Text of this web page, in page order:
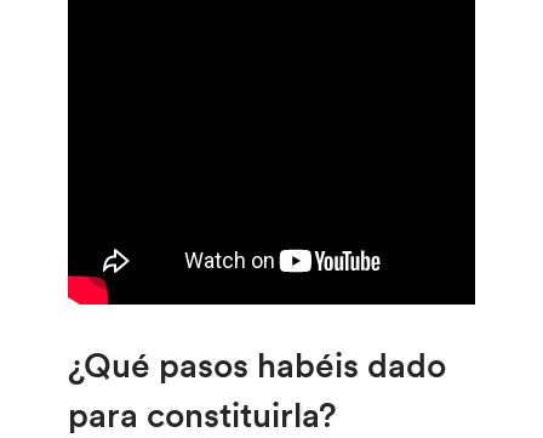
¿Qué pasos habéis dado
para constituirla?